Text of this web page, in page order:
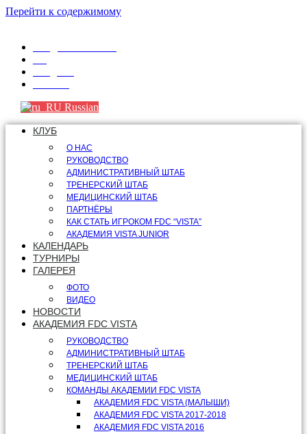
Перейти к содержимому
Russian
КЛУБ
О НАС
РУКОВОДСТВО
АДМИНИСТРАТИВНЫЙ ШТАБ
ТРЕНЕРСКИЙ ШТАБ
МЕДИЦИНСКИЙ ШТАБ
ПАРТНЁРЫ
КАК СТАТЬ ИГРОКОМ FDC “VISTA”
АКАДЕМИЯ VISTA JUNIOR
КАЛЕНДАРЬ
ТУРНИРЫ
ГАЛЕРЕЯ
ФОТО
ВИДЕО
НОВОСТИ
АКАДЕМИЯ FDC VISTA
РУКОВОДСТВО
АДМИНИСТРАТИВНЫЙ ШТАБ
ТРЕНЕРСКИЙ ШТАБ
МЕДИЦИНСКИЙ ШТАБ
КОМАНДЫ АКАДЕМИИ FDC VISTA
АКАДЕМИЯ FDC VISTA (МАЛЫШИ)
АКАДЕМИЯ FDC VISTA 2017-2018
АКАДЕМИЯ FDC VISTA 2016